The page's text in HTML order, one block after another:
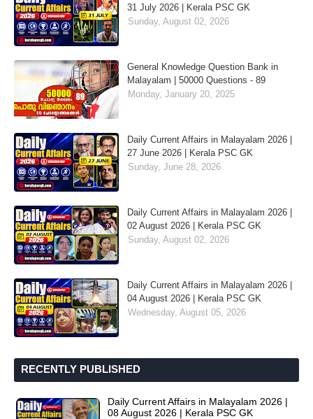
31 July 2026 | Kerala PSC GK
Sunday, August 02, 2026
General Knowledge Question Bank in
Malayalam | 50000 Questions - 89
Monday, January 20, 2025
Daily Current Affairs in Malayalam 2026 |
27 June 2026 | Kerala PSC GK
Sunday, June 28, 2026
Daily Current Affairs in Malayalam 2026 |
02 August 2026 | Kerala PSC GK
Sunday, August 02, 2026
Daily Current Affairs in Malayalam 2026 |
04 August 2026 | Kerala PSC GK
Wednesday, August 05, 2026
RECENTLY PUBLISHED
Daily Current Affairs in Malayalam 2026 |
08 August 2026 | Kerala PSC GK